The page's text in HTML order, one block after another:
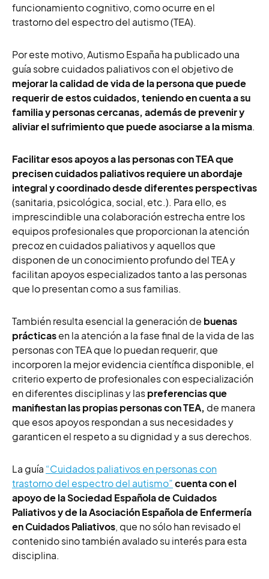
funcionamiento cognitivo, como ocurre en el
trastorno del espectro del autismo (TEA).
Por este motivo, Autismo España ha publicado una
guía sobre cuidados paliativos con el objetivo de
mejorar la calidad de vida de la persona que puede
requerir de estos cuidados, teniendo en cuenta a su
familia y personas cercanas, además de prevenir y
aliviar el sufrimiento que puede asociarse a la misma.
Facilitar esos apoyos a las personas con TEA que
precisen cuidados paliativos requiere un abordaje
integral y coordinado desde diferentes perspectivas
(sanitaria, psicológica, social, etc.). Para ello, es
imprescindible una colaboración estrecha entre los
equipos profesionales que proporcionan la atención
precoz en cuidados paliativos y aquellos que
disponen de un conocimiento profundo del TEA y
facilitan apoyos especializados tanto a las personas
que lo presentan como a sus familias.
También resulta esencial la generación de buenas
prácticasen la atención a la fase final de la vida de las
personas con TEA que lo puedan requerir, que
incorporen la mejor evidencia científica disponible, el
criterio experto de profesionales con especialización
en diferentes disciplinas y laspreferencias que
manifiestan las propias personas con TEA, de manera
que esos apoyos respondan a sus necesidades y
garanticen el respeto a su dignidad y a sus derechos.
La guía “Cuidados paliativos en personas con
trastorno del espectro del autismo”cuenta con el
apoyo de la Sociedad Española de Cuidados
Paliativos y de la Asociación Española de Enfermería
en Cuidados Paliativos, que no sólo han revisado el
contenido sino también avalado su interés para esta
disciplina.